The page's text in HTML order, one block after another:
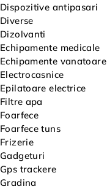
Dispozitive antipasari
Diverse
Dizolvanti
Echipamente medicale
Echipamente vanatoare
Electrocasnice
Epilatoare electrice
Filtre apa
Foarfece
Foarfece tuns
Frizerie
Gadgeturi
Gps trackere
Gradina